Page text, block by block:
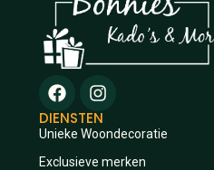
DIENSTEN
Unieke Woondecoratie
Exclusieve merken